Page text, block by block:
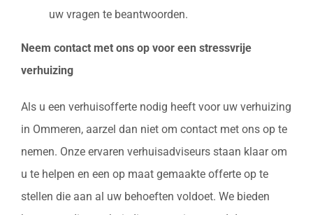
uw vragen te beantwoorden.
Neem contact met ons op voor een stressvrije
verhuizing
Als u een verhuisofferte nodig heeft voor uw verhuizing
in Ommeren, aarzel dan niet om contact met ons op te
nemen. Onze ervaren verhuisadviseurs staan klaar om
u te helpen en een op maat gemaakte offerte op te
stellen die aan al uw behoeften voldoet. We bieden